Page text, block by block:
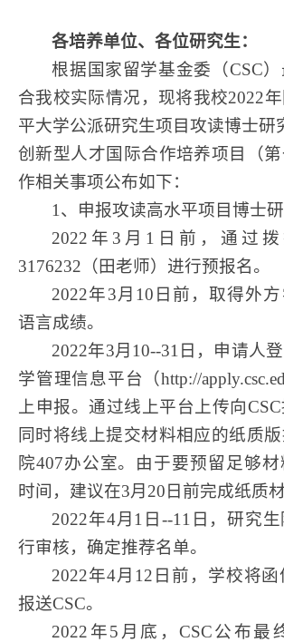
各培养单位、各位研究生：
根据国家留学基金委（CSC）
合我校实际情况，现将我校2022
平大学公派研究生项目攻读博士研
创新型人才国际合作培养项目（第
作相关事项公布如下：
1、申报攻读高水平项目博士
2022年3月1日前，通过拨
3176232（田老师）进行预报名。
2022年3月10日前，取得外
语言成绩。
2022年3月10--31日，申请人
学管理信息平台（http://
上申报。通过线上平台上传向CSC
同时将线上提交材料相应的纸质
院407办公室。由于要预留足够
时间，建议在3月20日前完成纸质材
2022年4月1日--11日，研究
行审核，确定推荐名单。
2022年4月12日前，学校将
报送CSC。
2022年5月底，CSC公布最